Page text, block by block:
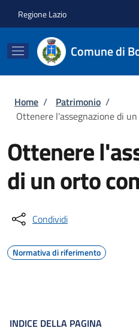
Regione Lazio
Comune di
Briciole di pane
Home / Patrimonio /
Ottenere l'assegnazione di
Ottenere
di un orto
Condividi
Normativa di riferimento
INDICE DELLA PAGINA